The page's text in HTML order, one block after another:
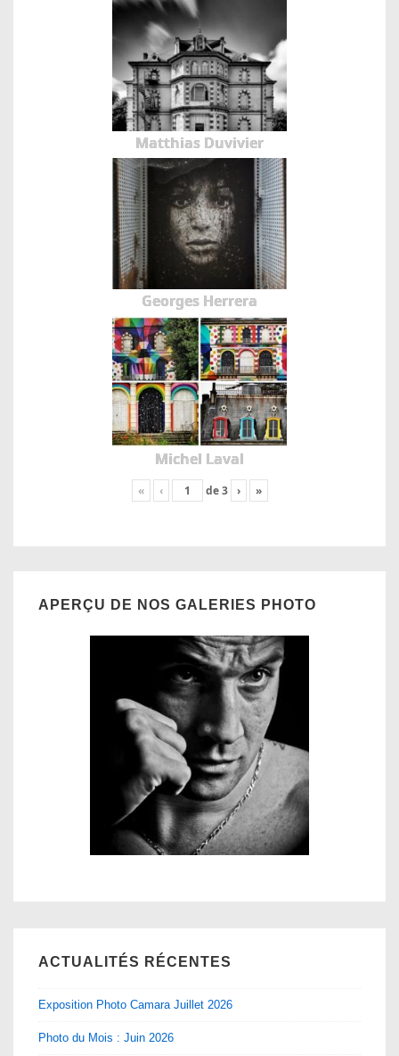
Matthias Duvivier
Georges Herrera
Michel Laval
« ‹ de3 › »
APERÇU DE NOS GALERIES PHOTO
ACTUALITÉS RÉCENTES
Exposition Photo Camara Juillet 2026
Photo du Mois : Juin 2026